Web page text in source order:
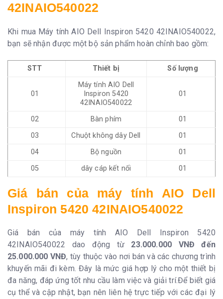
42INAIO540022
Khi mua Máy tính AIO Dell Inspiron 5420 42INAIO540022,
bạn sẽ nhận được một bộ sản phẩm hoàn chỉnh bao gồm:
STT Thiết bị Số lượng
01
Máy tính AIO Dell
Inspiron 5420
42INAIO540022
01
02 Bàn phím
01
03
Chuột không dây Dell
01
04
Bộ nguồn
01
05
dây cáp kết nối 01
Giá bán của máy tính AIO Dell
Inspiron 5420 42INAIO540022
Giá bán của máy tính AIO Dell Inspiron 5420
42INAIO540022 dao động từ 23.000.000 VNĐ đến
25.000.000 VNĐ, tùy thuộc vào nơi bán và các chương trình
khuyến mãi đi kèm. Đây là mức giá hợp lý cho một thiết bị
đa năng, đáp ứng tốt nhu cầu làm việc và giải trí.Để biết giá
cụ thể và cập nhật, bạn nên liên hệ trực tiếp với các đại lý